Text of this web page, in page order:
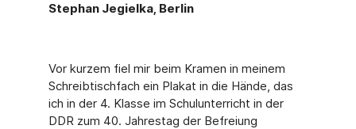
Stephan Jegielka, Berlin
Vor kurzem fiel mir beim Kramen in meinem
Schreibtischfach ein Plakat in die Hände, das
ich in der 4. Klasse im Schulunterricht in der
DDR zum 40. Jahrestag der Befreiung